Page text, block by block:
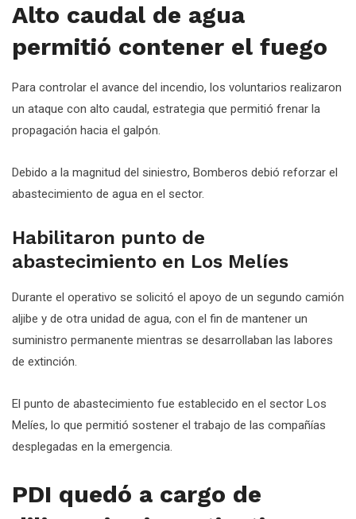
Alto caudal de agua
permitió contener el fuego
Para controlar el avance del incendio, los voluntarios realizaron
un ataque con alto caudal, estrategia que permitió frenar la
propagación hacia el galpón.
Debido a la magnitud del siniestro, Bomberos debió reforzar el
abastecimiento de agua en el sector.
Habilitaron punto de
abastecimiento en Los Melíes
Durante el operativo se solicitó el apoyo de un segundo camión
aljibe y de otra unidad de agua, con el fin de mantener un
suministro permanente mientras se desarrollaban las labores
de extinción.
El punto de abastecimiento fue establecido en el sector Los
Melíes, lo que permitió sostener el trabajo de las compañías
desplegadas en la emergencia.
PDI quedó a cargo de